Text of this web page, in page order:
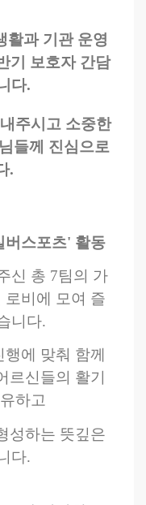
활과 기관 운영
기 보호자 간담
다.
주시고 소중한
들께 진심으로
.
버스포츠' 활동
신 총 7팀의 가
로비에 모여 즐
니다.
에 맞춰 함께
르신들의 활기
하고
성하는 뜻깊은
다.